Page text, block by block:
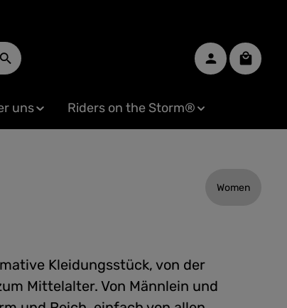
uns Riders on the Storm®
Women
Kleidungsstück, von der
Mittelalter. Von Männlein und